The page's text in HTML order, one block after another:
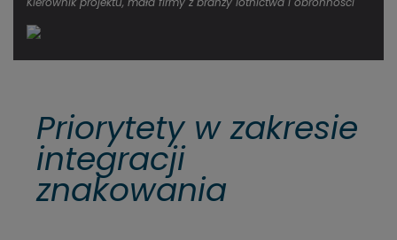
Priorytety w zakresie
integracji
znakowania